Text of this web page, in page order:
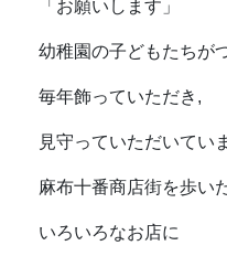
「お願いします」
幼稚園の子どもたちが
毎年飾っていただき,
見守っていただいてい
麻布十番商店街を歩い
いろいろなお店に